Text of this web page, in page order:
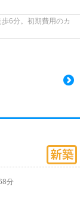
6分。初期費用のカ
分